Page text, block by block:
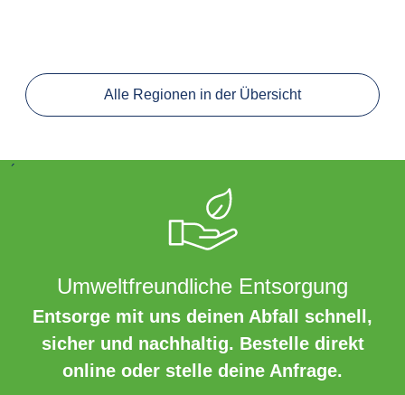
Alle Regionen in der Übersicht
´
Umweltfreundliche Entsorgung
Entsorge mit uns deinen Abfall schnell,
sicher und nachhaltig. Bestelle direkt
online oder stelle deine Anfrage.